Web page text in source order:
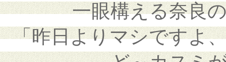
一眼構える奈良
「昨日よりマシですよ